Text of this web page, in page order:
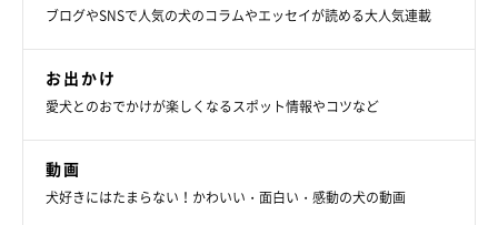
ブログやSNSで人気の犬のコラムやエッセイが読める大人気連載
お出かけ
愛犬とのおでかけが楽しくなるスポット情報やコツなど
動画
犬好きにはたまらない！かわいい・面白い・感動の犬の動画